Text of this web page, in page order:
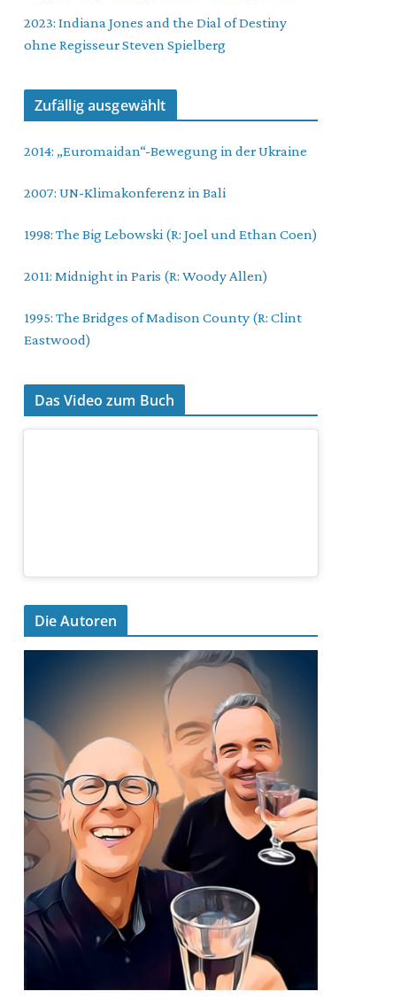
2023: Indiana Jones and the Dial of Destiny
ohne Regisseur Steven Spielberg
Zufällig ausgewählt
2014: „Euromaidan“-Bewegung in der Ukraine
2007: UN-Klimakonferenz in Bali
1998: The Big Lebowski (R: Joel und Ethan Coen)
2011: Midnight in Paris (R: Woody Allen)
1995: The Bridges of Madison County (R: Clint
Eastwood)
Das Video zum Buch
Die Autoren